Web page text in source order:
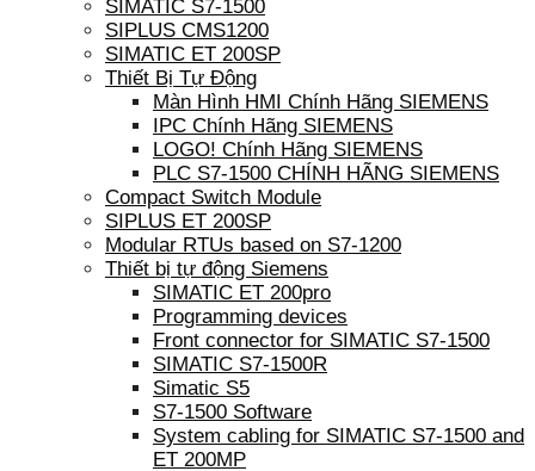
SIMATIC S7-1500
SIPLUS CMS1200
SIMATIC ET 200SP
Thiết Bị Tự Động
Màn Hình HMI Chính Hãng SIEMENS
IPC Chính Hãng SIEMENS
LOGO! Chính Hãng SIEMENS
PLC S7-1500 CHÍNH HÃNG SIEMENS
Compact Switch Module
SIPLUS ET 200SP
Modular RTUs based on S7-1200
Thiết bị tự động Siemens
SIMATIC ET 200pro
Programming devices
Front connector for SIMATIC S7-1500
SIMATIC S7-1500R
Simatic S5
S7-1500 Software
System cabling for SIMATIC S7-1500 and
ET 200MP